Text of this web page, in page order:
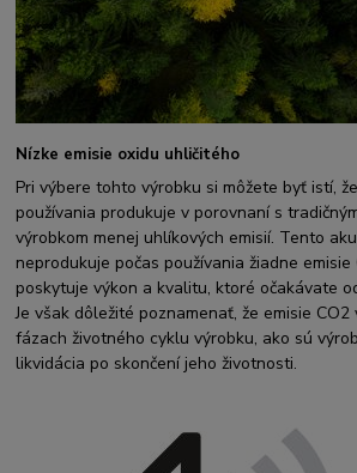
Nízke emisie oxidu uhličitého
Pri výbere tohto výrobku si môžete byť istí,
používania produkuje v porovnaní s
výrobkom menej uhlíkových emisií. Tento
neprodukuje počas používania žiadne
poskytuje výkon a kvalitu, ktoré očakávate
Je však dôležité poznamenať, že emisie
fázach životného cyklu výrobku, ako sú
likvidácia po skončení jeho životnosti.